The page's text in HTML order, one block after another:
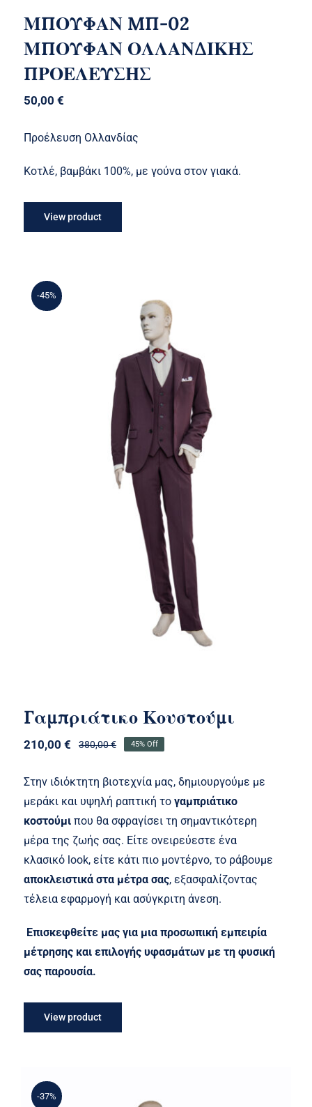
ΜΠΟΥΦΑΝ MΠ-02
ΜΠΟΥΦΑΝ ΟΛΛΑΝΔΙΚΗΣ
ΠΡΟΕΛΕΥΣΗΣ
50,00€
Προέλευση Ολλανδίας
Κοτλέ, βαμβάκι 100%, με γούνα στον γιακά.
View product
-45%
Γαμπριάτικο Κουστούμι
Γαμπριάτικο Κουστούμι
380,00€Original
was:
380,00 €.
210,00€
Η
τιμή
είναι:
210,00 €.
45% Off
Στην ιδιόκτητη βιοτεχνία μας, δημιουργούμε με
μεράκι και υψηλή ραπτική τογαμπριάτικο
κοστούμι που θα σφραγίσει τη σημαντικότερη
μέρα της ζωής σας. Είτε ονειρεύεστε ένα
κλασικό look, είτε κάτι πιο μοντέρνο, το ράβουμε
αποκλειστικά στα μέτρα σας, εξασφαλίζοντας
τέλεια εφαρμογή και ασύγκριτη άνεση.
Επισκεφθείτε μας για μια προσωπική εμπειρία
μέτρησης και επιλογής υφασμάτων με τη φυσική
σας παρουσία.
View product
-37%